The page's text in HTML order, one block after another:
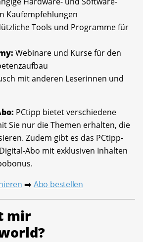
Kaufempfehlungen
Tools und Programme für
Webinare und Kurse für den
mit anderen Leserinnen und
PCtipp bietet verschiedene
Sie nur die Themen erhalten, die
Zudem gibt es das PCtipp-
Abo mit exklusiven Inhalten
➡️ Abo bestellen
mir